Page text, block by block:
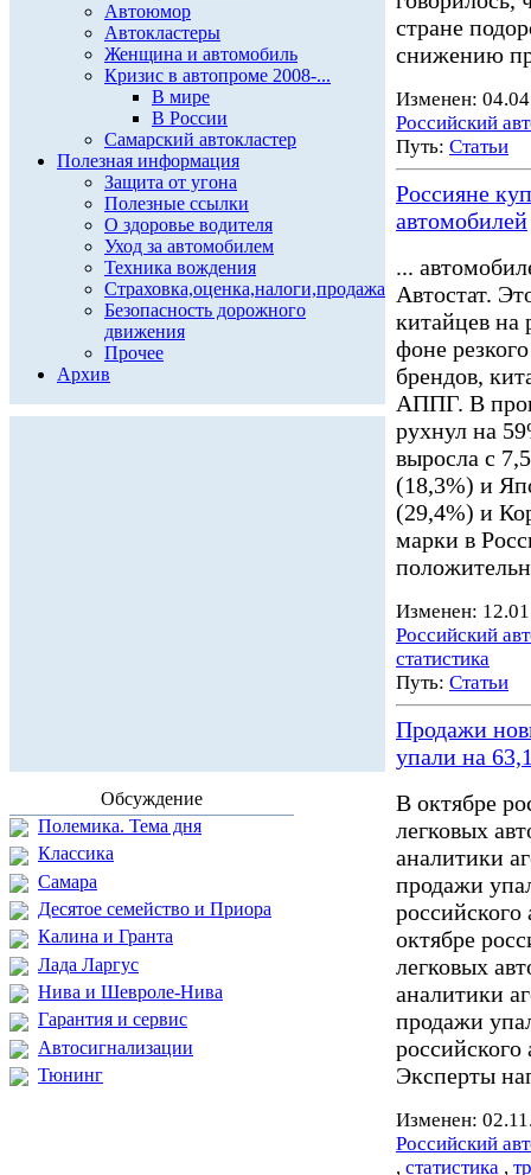
Автоюмор
Автокластеры
Женщина и автомобиль
Кризис в автопроме 2008-...
В мире
В России
Самарский автокластер
Полезная информация
Защита от угона
Полезные ссылки
О здоровье водителя
Уход за автомобилем
Техника вождения
Страховка,оценка,налоги,продажа
Безопасность дорожного
движения
Прочее
Архив
Обсуждение
Полемика. Тема дня
Классика
Самара
Десятое семейство и Приора
Калина и Гранта
Лада Ларгус
Нива и Шевроле-Нива
Гарантия и сервис
Автосигнализации
Тюнинг
стране
снижению
Изменен:
Российский
Путь: Статьи
Россияне
автомобилей
...
Автостат.
китайцев на
фоне
брендов,
АППГ. В
рухнул на
выросла с
(18,3%) и
(29,4%) и
марки в
Изменен:
Российский
статистика
Путь: Статьи
Продажи
упали на
В октябре
легковых
аналитики
продажи
российского
октябре
легковых
аналитики
продажи
российского
Эксперты
Изменен:
Российский
, статистика ,